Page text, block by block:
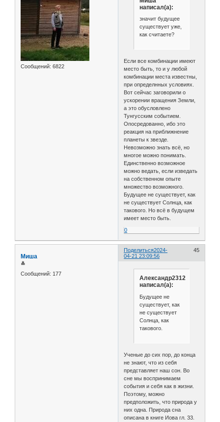
Сообщений: 6822
написал(а):
значит будущее
существует уже,
как считаете?
Если все комбинации имеют
место быть, то и у любой
комбинации места известны,
при определнных условиях.
Вот сейчас заговорили о
ускорении вращения Земли,
а это обусловлено
Тунгусским событием.
Опосредованно, ибо это
реакция на приближнение
планеты к звезде.
Невозможно знать всё, но
многое можно понимать.
Единственно возможное
можно ведать, если изведать
на собственном опыте
множество возможного.
Будущее не существует, как
не существует Солнца, как
такового. Но всё в будущем
имеет место быть.
0
Поделиться 45
2024-
04-21 23:09:56
Миша
≛
Сообщений: 177
Александр2312
написал(а):
Будущее не
существует, как
не существует
Солнца, как
такового.
Ученые до сих пор, до конца
не знают, что из себя
представляет наш сон. Во
сне мы воспринимаем
события и себя как в жизни.
Поэтому, можно
предположить, что природа у
них одна. Природа сна
описана в книге Иова гл. 33.